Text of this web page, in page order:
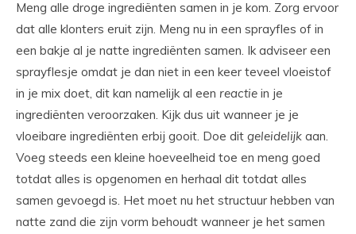
Meng alle droge ingrediënten samen in je kom. Zorg ervoor
dat alle klonters eruit zijn. Meng nu in een sprayfles of in
een bakje al je natte ingrediënten samen. Ik adviseer een
sprayflesje omdat je dan niet in een keer teveel vloeistof
in je mix doet, dit kan namelijk al een reactie in je
ingrediënten veroorzaken. Kijk dus uit wanneer je je
vloeibare ingrediënten erbij gooit. Doe dit geleidelijk aan.
Voeg steeds een kleine hoeveelheid toe en meng goed
totdat alles is opgenomen en herhaal dit totdat alles
samen gevoegd is. Het moet nu het structuur hebben van
natte zand die zijn vorm behoudt wanneer je het samen